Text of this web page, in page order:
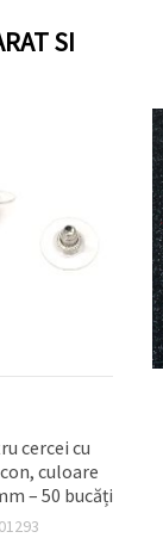
SI
cercei cu
culoare
– 50 bucăți